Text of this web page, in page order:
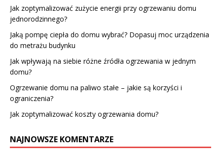
Jak zoptymalizować zużycie energii przy ogrzewaniu domu
jednorodzinnego?
Jaką pompę ciepła do domu wybrać? Dopasuj moc urządzenia
do metrażu budynku
Jak wpływają na siebie różne źródła ogrzewania w jednym
domu?
Ogrzewanie domu na paliwo stałe – jakie są korzyści i
ograniczenia?
Jak zoptymalizować koszty ogrzewania domu?
NAJNOWSZE KOMENTARZE